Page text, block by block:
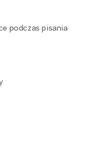
podczas pisania